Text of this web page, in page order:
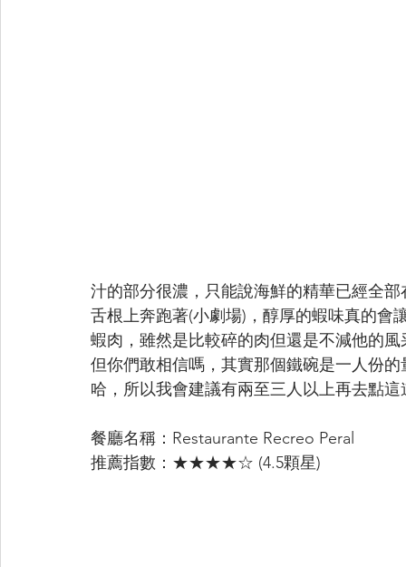
汁的部分很濃，只能說海鮮的精華已經全
舌根上奔跑著(小劇場)，醇厚的蝦味真的會
蝦肉，雖然是比較碎的肉但還是不減他的風
但你們敢相信嗎，其實那個鐵碗是一人份
哈，所以我會建議有兩至三人以上再去點
餐廳名稱：Restaurante Recreo Peral
推薦指數：★★★★☆ (4.5顆星)